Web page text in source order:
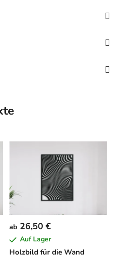
Holzbild für die Wand
ab 26,50 €
Auf Lager